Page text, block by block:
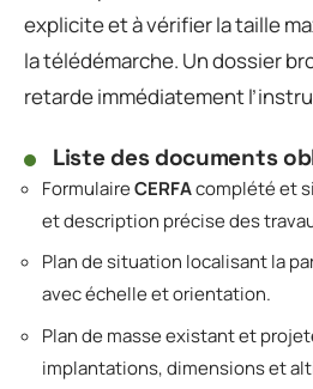
explicite et à vérifier la taille
la télédémarche. Un dossier
retarde immédiatement
Liste des documents
FormulaireCERFAcomplété et
et description précise des
Plan de situation localisant la
avec échelle et orientation.
Plan de masse existant et
implantations, dimensions et